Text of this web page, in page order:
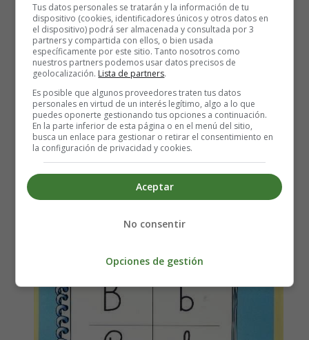
Leer más: Cartel letra C
Cartel letra B
Tus datos personales se tratarán y la información de tu
dispositivo (cookies, identificadores únicos y otros datos en
el dispositivo) podrá ser almacenada y consultada por 3
partners y compartida con ellos, o bien usada
específicamente por este sitio. Tanto nosotros como
nuestros partners podemos usar datos precisos de
geolocalización. Lista de partners.
Es posible que algunos proveedores traten tus datos
personales en virtud de un interés legítimo, algo a lo que
puedes oponerte gestionando tus opciones a continuación.
En la parte inferior de esta página o en el menú del sitio,
busca un enlace para gestionar o retirar el consentimiento en
la configuración de privacidad y cookies.
Aceptar
No consentir
Opciones de gestión